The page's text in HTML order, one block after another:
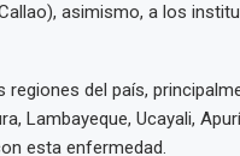
asimismo, a los
del país,
Lambayeque, Ucayali,
esta enfermedad.